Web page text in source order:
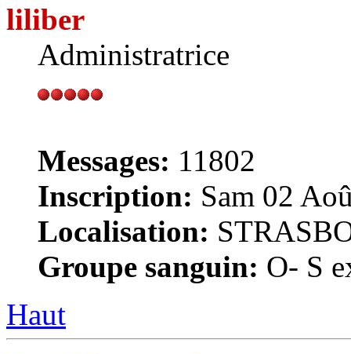
liliber
Administratrice
Messages: 11802
Inscription: Sam 02
Localisation:
Groupe sanguin: O- S
Haut